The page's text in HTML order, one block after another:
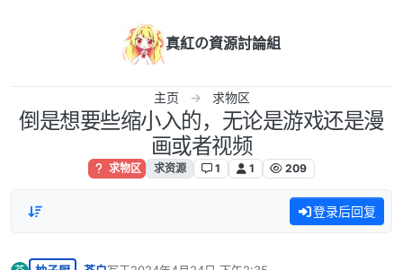
真紅の資源討論組
主页 求物区
倒是想要些缩小入的，无论是游戏还是漫
画或者视频
求物区 求资源 1 1 209
登录后回复